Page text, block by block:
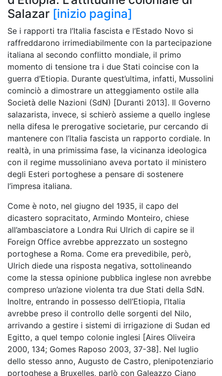
Salazar [inizio pagina]
Se i rapporti tra l’Italia fascista e l’Estado Novo si
raffreddarono irrimediabilmente con la partecipazione
italiana al secondo conflitto mondiale, il primo
momento di tensione tra i due Stati coincise con la
guerra d’Etiopia. Durante quest’ultima, infatti, Mussolini
cominciò a dimostrare un atteggiamento ostile alla
Società delle Nazioni (SdN) [Duranti 2013]. Il Governo
salazarista, invece, si schierò assieme a quello inglese
nella difesa le prerogative societarie, pur cercando di
mantenere con l’Italia fascista un rapporto cordiale. In
realtà, in una primissima fase, la vicinanza ideologica
con il regime mussoliniano aveva portato il ministero
degli Esteri portoghese a pensare di sostenere
l’impresa italiana.
Come è noto, nel giugno del 1935, il capo del
dicastero sopracitato, Armindo Monteiro, chiese
all’ambasciatore a Londra Rui Ulrich di capire se il
Foreign Office avrebbe apprezzato un sostegno
portoghese a Roma. Come era prevedibile, però,
Ulrich diede una risposta negativa, sottolineando
come la stessa opinione pubblica inglese non avrebbe
compreso un’azione violenta tra due Stati della SdN.
Inoltre, entrando in possesso dell’Etiopia, l’Italia
avrebbe preso il controllo delle sorgenti del Nilo,
arrivando a gestire i sistemi di irrigazione di Sudan ed
Egitto, a quel tempo colonie inglesi [Aires Oliveira
2000, 134; Gomes Raposo 2003, 37-38]. Nel luglio
dello stesso anno, Augusto de Castro, plenipotenziario
portoghese a Bruxelles, parlò con Galeazzo Ciano